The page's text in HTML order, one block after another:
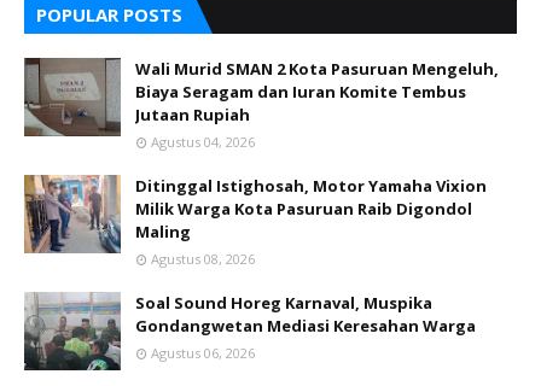
POPULAR POSTS
Wali Murid SMAN 2 Kota Pasuruan Mengeluh,
Biaya Seragam dan Iuran Komite Tembus
Jutaan Rupiah
Agustus 04, 2026
Ditinggal Istighosah, Motor Yamaha Vixion
Milik Warga Kota Pasuruan Raib Digondol
Maling
Agustus 08, 2026
Soal Sound Horeg Karnaval, Muspika
Gondangwetan Mediasi Keresahan Warga
Agustus 06, 2026